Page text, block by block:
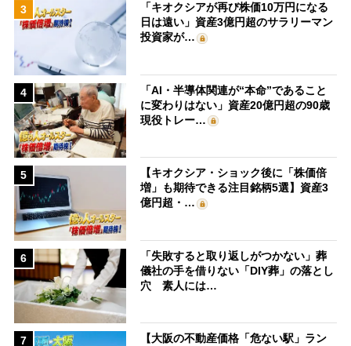
3
「キオクシアが再び株価10万円になる
日は遠い」資産3億円超のサラリーマン
投資家が…
4
「AI・半導体関連が“本命”であること
に変わりはない」資産20億円超の90歳
現役トレー…
5
【キオクシア・ショック後に「株価倍
増」も期待できる注目銘柄5選】資産3
億円超・…
6
「失敗すると取り返しがつかない」葬
儀社の手を借りない「DIY葬」の落とし
穴 素人には…
7
【大阪の不動産価格「危ない駅」ラン